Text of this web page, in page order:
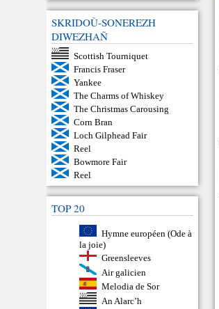
SKRIDOÙ-SONEREZH
DIWEZHAÑ
Scottish Tourniquet
Francis Fraser
Yankee
The Charms of Whiskey
The Christmas Carousing
Corn Bran
Loch Gilphead Fair
Reel
Bowmore Fair
Reel
TOP 20
Hymne européen (Ode à
la joie)
Greensleeves
Air galicien
Melodia de Sor
An Alarc’h